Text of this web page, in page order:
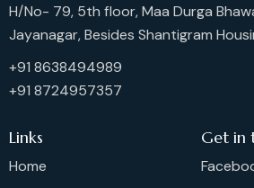
H/No- 79, 5th floor, Maa Durga
Jayanagar, Besides Shantigram
+91 8638494989
+91 8724957357
Links
Home
Get in